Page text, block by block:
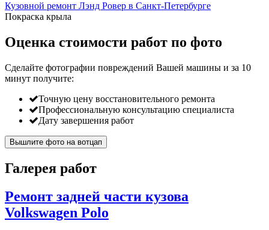
Кузовной ремонт Лэнд Ровер в Санкт-Петербурге
Покраска крыла
Оценка стоимости работ по фото
Сделайте фотографии повреждений Вашей машины и за 10
минут получите:
Точную цену восстановительного ремонта
Профессиональную консультацию специалиста
Дату завершения работ
Вышлите фото на вотцап
Галерея работ
Ремонт задней части кузова
Volkswagen Polo